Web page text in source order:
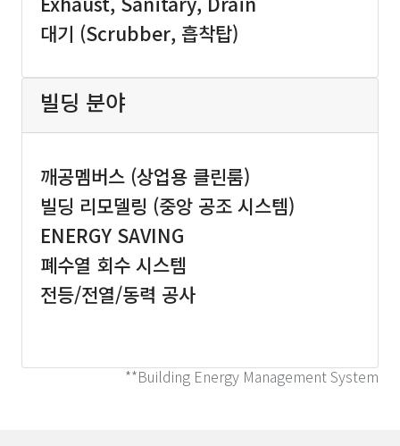
대기 (Scrubber, 흡착탑)
빌딩 분야
깨공멤버스 (상업용 클린룸)
빌딩 리모델링 (중앙 공조 시스템)
ENERGY SAVING
폐수열 회수 시스템
전등/전열/동력 공사
**Building Energy Management System